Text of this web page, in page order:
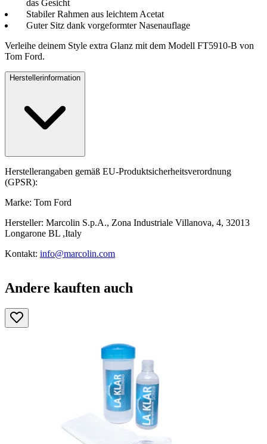
das Gesicht
Stabiler Rahmen aus leichtem Acetat
Guter Sitz dank vorgeformter Nasenauflage
Verleihe deinem Style extra Glanz mit dem Modell FT5910-B von
Tom Ford.
Herstellerinformation
Herstellerangaben gemäß EU-Produktsicherheitsverordnung
(GPSR):
Marke: Tom Ford
Hersteller: Marcolin S.p.A., Zona Industriale Villanova, 4, 32013
Longarone BL ,Italy
Kontakt: info@marcolin.com
Andere kauften auch